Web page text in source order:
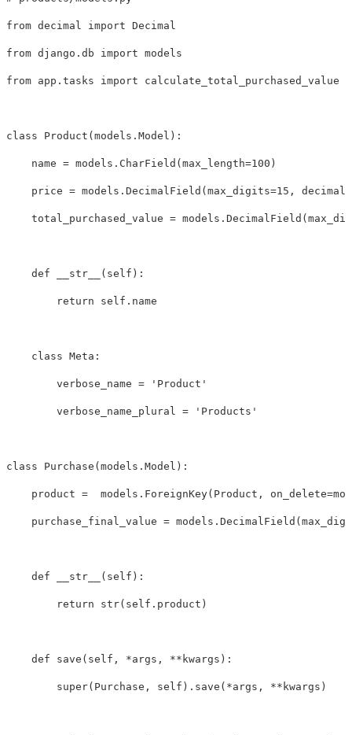
from decimal import Decimal
from django.db import models
from app.tasks import calculate_total_purchased_value
class Product ( models . Model ):
name = models . CharField ( max_length=100 )
price = models . DecimalField ( max_digits=15 ,
total_purchased_value = models . DecimalField (
def __str__ ( self ):
return self . name
class Meta :
verbose_name = 'Product'
verbose_name_plural = 'Products'
class Purchase ( models . Model ):
product = models . ForeignKey( Product , on_delete=
purchase_final_value = models . DecimalField (
def __str__ ( self ):
return str( self . product )
def save ( self , *args , ** kwargs ):
super( Purchase , self ). save ( *args , ** kwargs )